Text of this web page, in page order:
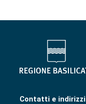
Contatti e indirizzi